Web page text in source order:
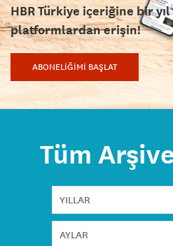
HBR Türkiye içeriğine bir
platformlardan erişin!
ABONELİĞİMİ BAŞLAT
Tüm